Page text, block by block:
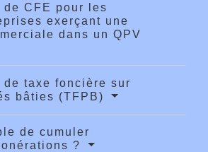
de CFE pour les
exerçant une
dans un QPV
de taxe foncière sur
bâties (TFPB)
de cumuler
?